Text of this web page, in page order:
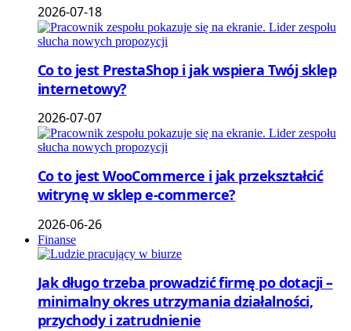
2026-07-18
Co to jest PrestaShop i jak wspiera Twój sklep
internetowy?
2026-07-07
Co to jest WooCommerce i jak przekształcić
witrynę w sklep e-commerce?
2026-06-26
Finanse
Jak długo trzeba prowadzić firmę po dotacji –
minimalny okres utrzymania działalności,
przychody i zatrudnienie